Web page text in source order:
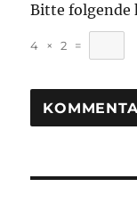
Bitte folgende
4 × 2 =